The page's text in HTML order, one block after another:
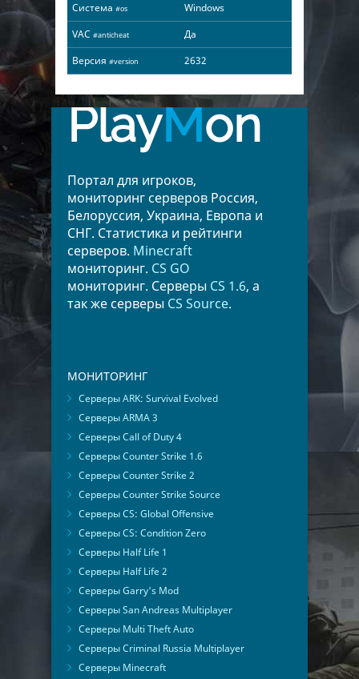
Система #os
Windows
VAC #anticheat
Да
Версия #version 2632
PlayMon
Портал для игроков,
мониторинг серверов Россия,
Белоруссия, Украина, Европа и
СНГ. Статистика и рейтинги
серверов. Minecraft
мониторинг. CS GO
мониторинг. Серверы CS 1.6, а
так же серверы CS Source.
МОНИТОРИНГ
Серверы ARK: Survival Evolved
Серверы ARMA 3
Серверы Call of Duty 4
Серверы Counter Strike 1.6
Серверы Counter Strike 2
Серверы Counter Strike Source
Серверы CS: Global Offensive
Серверы CS: Condition Zero
Серверы Half Life 1
Серверы Half Life 2
Серверы Garry's Mod
Серверы San Andreas Multiplayer
Серверы Multi Theft Auto
Серверы Criminal Russia Multiplayer
Серверы Minecraft